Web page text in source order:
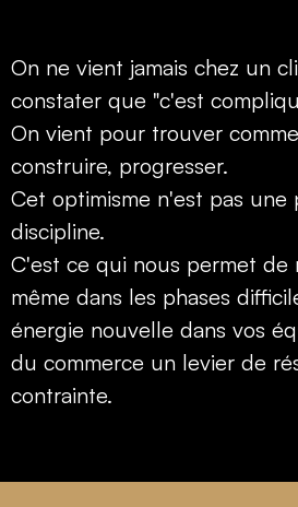
On ne vient jamais chez un
constater que "c'est
On vient pour trouver
construire, progresser.
Cet optimisme n'est pas
discipline.
C'est ce qui nous permet de
même dans les phases
énergie nouvelle dans vos
du commerce un levier de
contrainte.